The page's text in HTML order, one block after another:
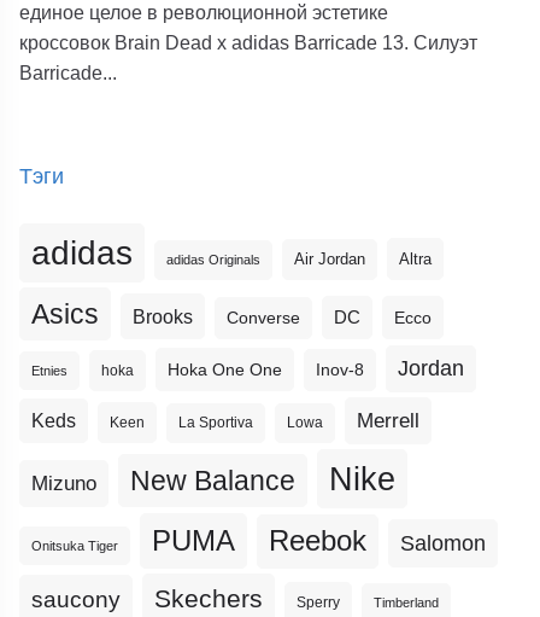
единое целое в революционной эстетике
кроссовок Brain Dead x adidas Barricade 13. Силуэт
Barricade...
Тэги
adidas adidas Originals Air Jordan Altra
Asics Brooks Converse DC Ecco
Etnies hoka Hoka One One Inov-8 Jordan
Keds Keen La Sportiva Lowa Merrell
Mizuno New Balance Nike
Onitsuka Tiger PUMA Reebok Salomon
saucony Skechers Sperry Timberland